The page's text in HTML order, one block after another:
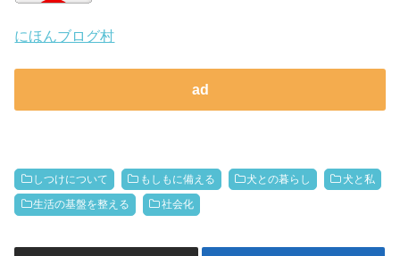
にほんブログ村
ad
しつけについて もしもに備える 犬との暮らし 犬と私
生活の基盤を整える 社会化